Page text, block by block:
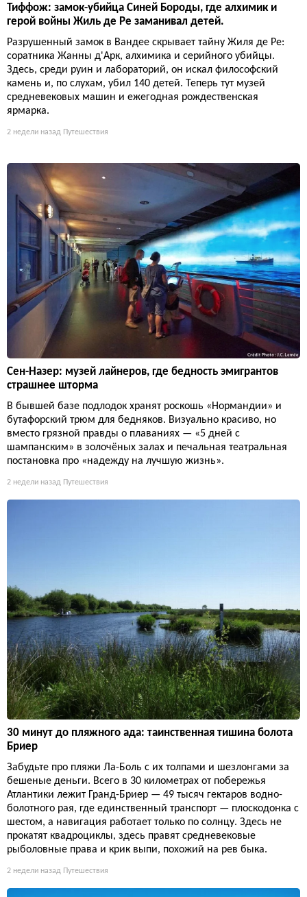
Тиффож: замок-убийца Синей Бороды, где алхимик и
герой войны Жиль де Ре заманивал детей.
Разрушенный замок в Вандее скрывает тайну Жиля де Ре:
соратника Жанны д'Арк, алхимика и серийного убийцы.
Здесь, среди руин и лабораторий, он искал философский
камень и, по слухам, убил 140 детей. Теперь тут музей
средневековых машин и ежегодная рождественская
ярмарка.
2 недели назад Путешествия
Сен-Назер: музей лайнеров, где бедность эмигрантов
страшнее шторма
В бывшей базе подлодок хранят роскошь «Нормандии» и
бутафорский трюм для бедняков. Визуально красиво, но
вместо грязной правды о плаваниях — «5 дней с
шампанским» в золочёных залах и печальная театральная
постановка про «надежду на лучшую жизнь».
2 недели назад Путешествия
30 минут до пляжного ада: таинственная тишина болота
Бриер
Забудьте про пляжи Ла-Боль с их толпами и шезлонгами за
бешеные деньги. Всего в 30 километрах от побережья
Атлантики лежит Гранд-Бриер — 49 тысяч гектаров водно-
болотного рая, где единственный транспорт — плоскодонка с
шестом, а навигация работает только по солнцу. Здесь не
прокатят квадроциклы, здесь правят средневековые
рыболовные права и крик выпи, похожий на рев быка.
2 недели назад Путешествия